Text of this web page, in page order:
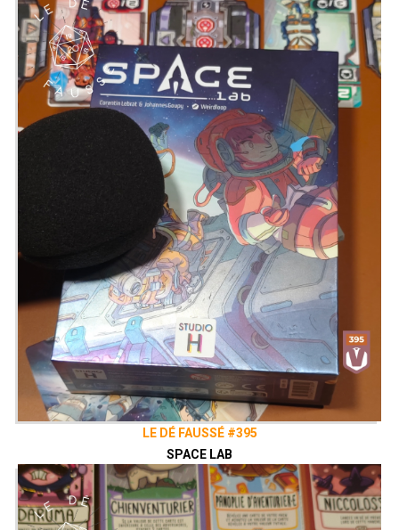
LE DÉ FAUSSÉ #395
SPACE LAB